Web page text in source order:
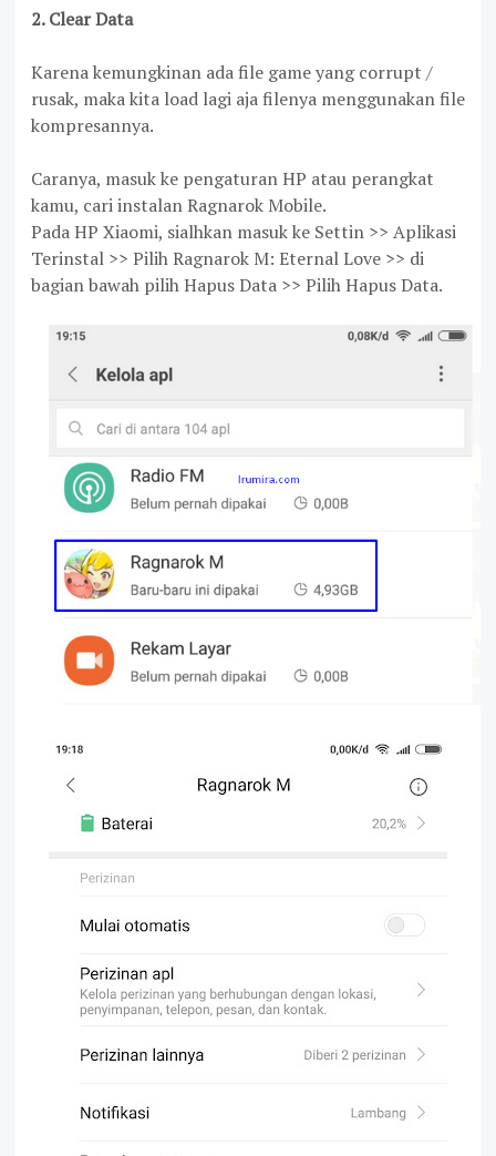
2. Clear Data
Karena kemungkinan ada file game yang corrupt /
rusak, maka kita load lagi aja filenya menggunakan file
kompresannya.
Caranya, masuk ke pengaturan HP atau perangkat
kamu, cari instalan Ragnarok Mobile.
Pada HP Xiaomi, sialhkan masuk ke Settin >> Aplikasi
Terinstal >> Pilih Ragnarok M: Eternal Love >> di
bagian bawah pilih Hapus Data >> Pilih Hapus Data.